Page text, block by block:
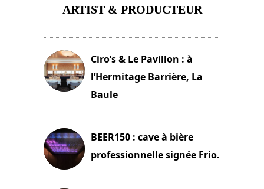
ARTIST & PRODUCTEUR
Ciro’s & Le Pavillon : à
l’Hermitage Barrière, La
Baule
BEER150 : cave à bière
professionnelle signée Frio.